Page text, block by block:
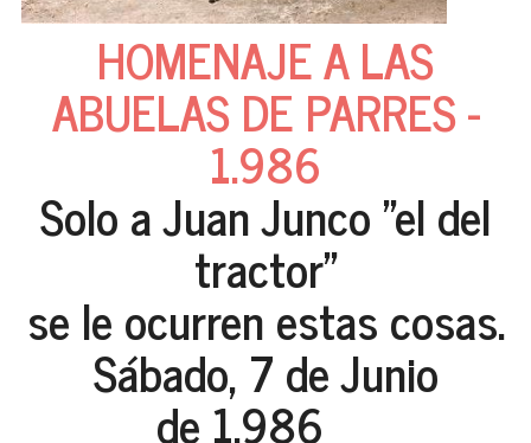
HOMENAJE A LAS
ABUELAS DE PARRES -
1.986
Solo a Juan Junco "el del
tractor"
se le ocurren estas cosas.
Sábado, 7 de Junio
de 1.986